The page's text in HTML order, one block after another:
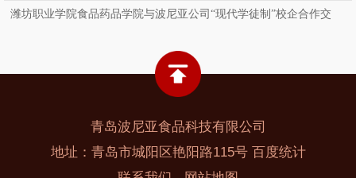
潍坊职业学院食品药品学院与波尼亚公司“现代学徒制”校企合作交
青岛波尼亚食品科技有限公司
地址：青岛市城阳区艳阳路115号 百度统计